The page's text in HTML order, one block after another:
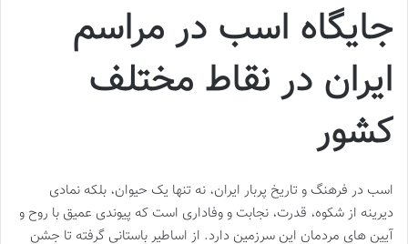
جایگاه اسب در مراسم
ایران در نقاط مختلف
کشور
اسب در فرهنگ و تاریخ پربار ایران، نه تنها یک حیوان، بلکه نمادی
دیرینه از شکوه، قدرت، نجابت و وفاداری است که پیوندی عمیق با روح و
آیین های مردمان این سرزمین دارد. از اساطیر باستانی گرفته تا جشن